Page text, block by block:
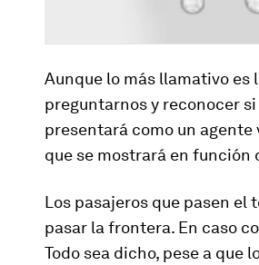
Aunque lo más llamativo es
preguntarnos y reconocer
presentará como un
que se mostrará en función
Los pasajeros que pasen el
pasar la frontera. En caso
Todo sea dicho, pese a que